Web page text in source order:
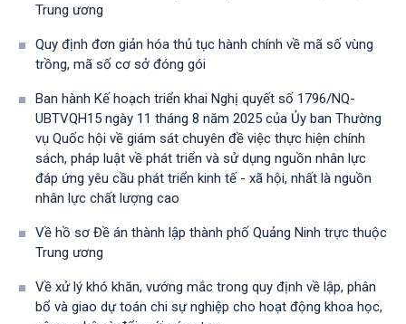
Trung ương
Quy định đơn giản hóa thủ tục hành chính về mã số vùng
trồng, mã số cơ sở đóng gói
Ban hành Kế hoạch triển khai Nghị quyết số 1796/NQ-
UBTVQH15 ngày 11 tháng 8 năm 2025 của Ủy ban Thường
vụ Quốc hội về giám sát chuyên đề việc thực hiện chính
sách, pháp luật về phát triển và sử dụng nguồn nhân lực
đáp ứng yêu cầu phát triển kinh tế - xã hội, nhất là nguồn
nhân lực chất lượng cao
Về hồ sơ Đề án thành lập thành phố Quảng Ninh trực thuộc
Trung ương
Về xử lý khó khăn, vướng mắc trong quy định về lập, phân
bổ và giao dự toán chi sự nghiệp cho hoạt động khoa học,